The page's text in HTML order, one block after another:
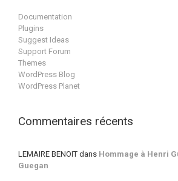
Documentation
Plugins
Suggest Ideas
Support Forum
Themes
WordPress Blog
WordPress Planet
Commentaires récents
LEMAIRE BENOIT dans Hommage à Henri
Guegan